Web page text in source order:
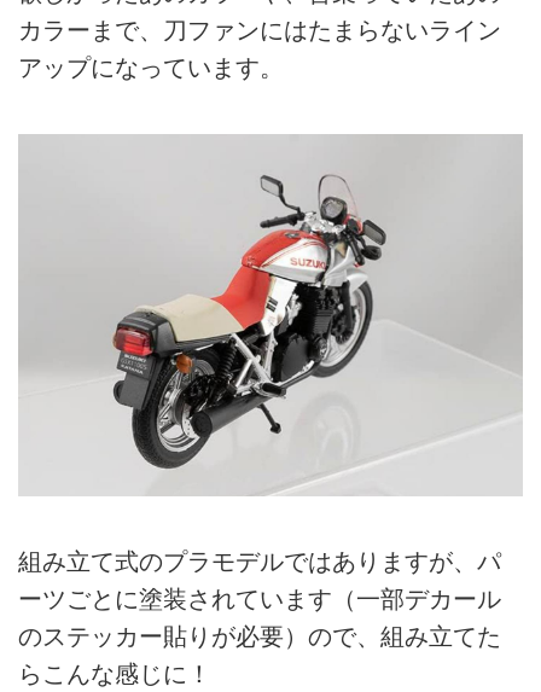
カラーまで、刀ファンにはたまらないライン
アップになっています。
組み立て式のプラモデルではありますが、パ
ーツごとに塗装されています（一部デカール
のステッカー貼りが必要）ので、組み立てた
らこんな感じに！